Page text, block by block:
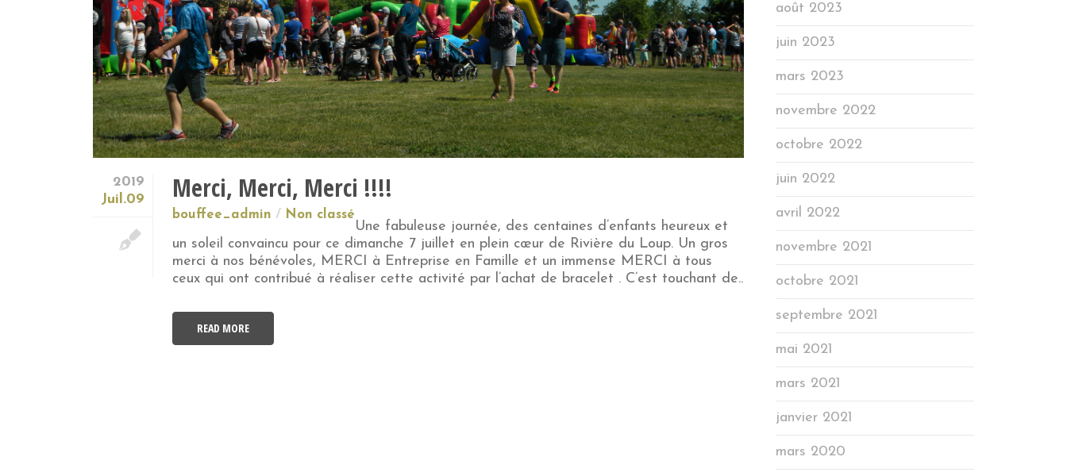
2019
Juil.09
Merci, Merci, Merci !!!!
bouffee_admin Non classé
Une fabuleuse journée, des centaines d’enfants heureux et
un soleil convaincu pour ce dimanche 7 juillet en plein cœur de Rivière du Loup. Un gros
merci à nos bénévoles, MERCI à Entreprise en Famille et un immense MERCI à tous
ceux qui ont contribué à réaliser cette activité par l’achat de bracelet . C’est touchant de..
READ MORE
août 2023
juin 2023
mars 2023
novembre 2022
octobre 2022
juin 2022
avril 2022
novembre 2021
octobre 2021
septembre 2021
mai 2021
mars 2021
janvier 2021
mars 2020